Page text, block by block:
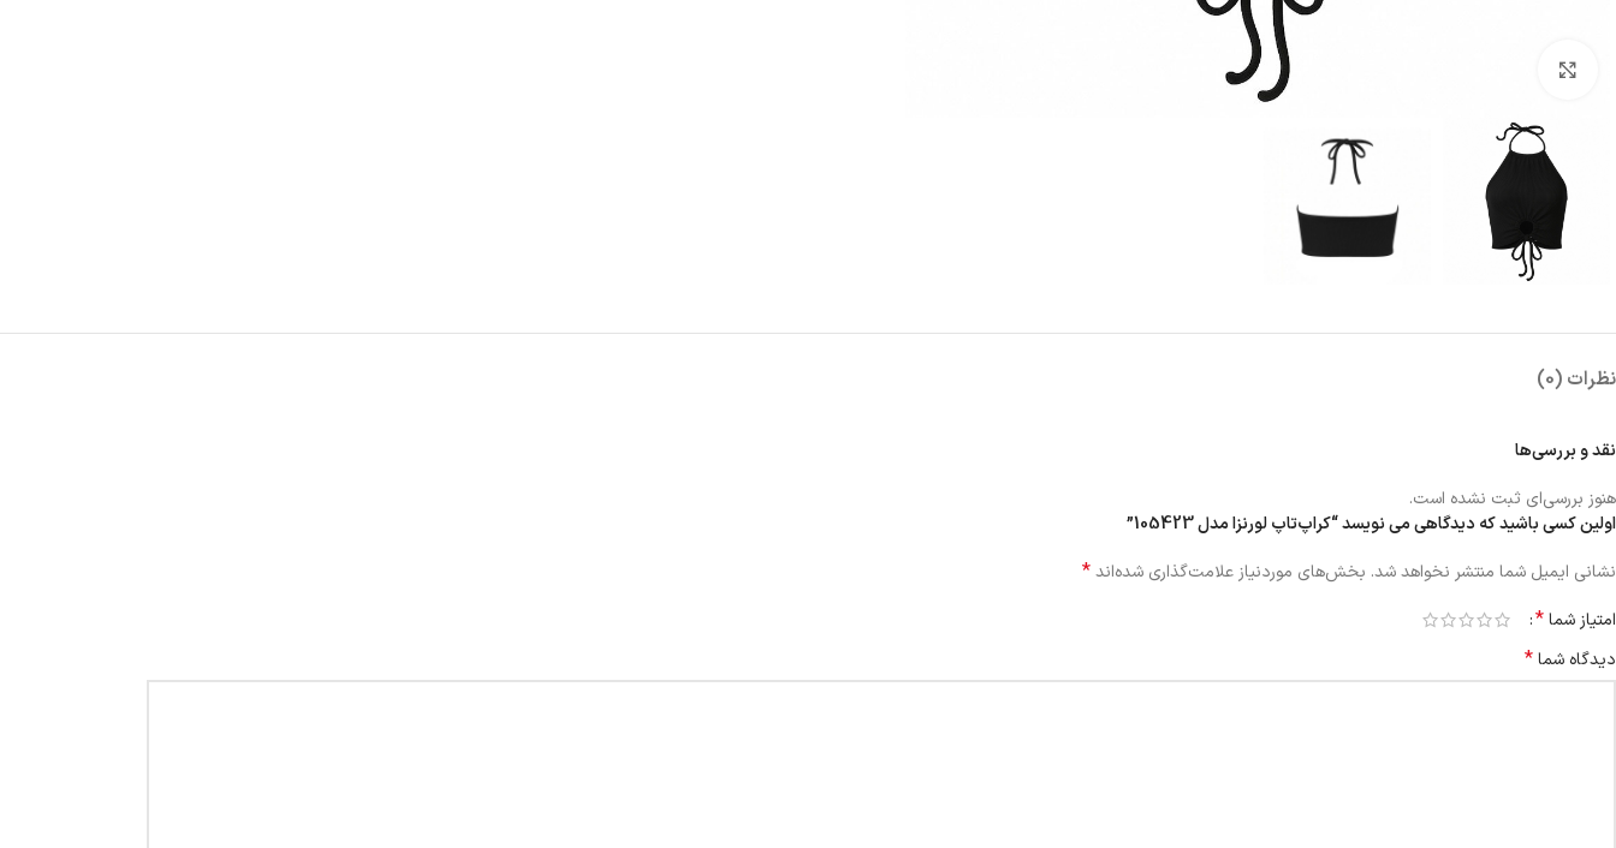
نظرات (0)
نقد و بررسی‌ها
هنوز بررسی‌ای ثبت نشده است.
اولین کسی باشید که دیدگاهی می نویسد “کراپ‌تاپ لورنزا مدل 105423”
نشانی ایمیل شما منتشر نخواهد شد. بخش‌های موردنیاز علامت‌گذاری شده‌اند*
امتیاز شما*
دیدگاه شما*